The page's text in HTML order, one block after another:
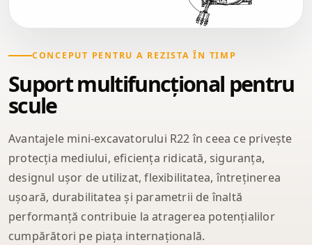
CONCEPUT PENTRU A REZISTA ÎN TIMP
Suport multifuncțional pentru
scule
Avantajele mini-excavatorului R22 în ceea ce privește
protecția mediului, eficiența ridicată, siguranța,
designul ușor de utilizat, flexibilitatea, întreținerea
ușoară, durabilitatea și parametrii de înaltă
performanță contribuie la atragerea potențialilor
cumpărători pe piața internațională.